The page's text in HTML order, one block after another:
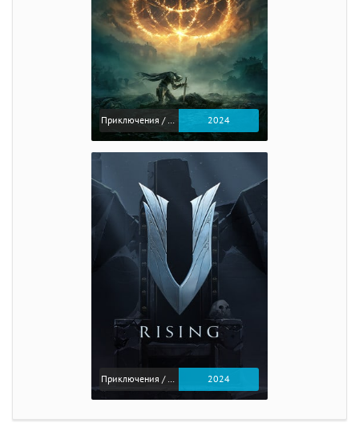
Приключения / Экшен / Ролевые 2024
Приключения / Экшен 2024